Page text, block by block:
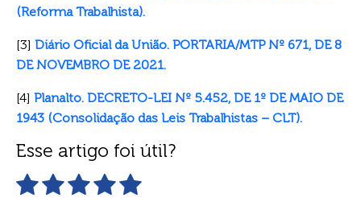
(Reforma Trabalhista).
[3] Diário Oficial da União. PORTARIA/MTP Nº 671, DE 8
DE NOVEMBRO DE 2021.
[4] Planalto. DECRETO-LEI Nº 5.452, DE 1º DE MAIO DE
1943 (Consolidação das Leis Trabalhistas – CLT).
Esse artigo foi útil?